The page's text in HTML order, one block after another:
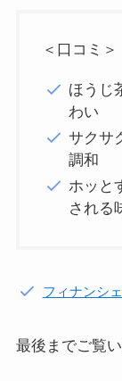
＜口コミ＞
ほうじ
わい
サクサ
調和
ホッと
される
フィナンシ
最後までご覧